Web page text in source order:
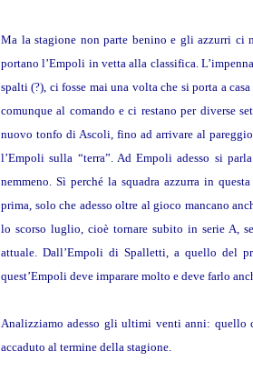
Ma la stagione non parte benino e gli azzurri ci
portano l’Empoli in vetta alla classifica.
spalti (?), ci fosse mai una volta che si porta a
comunque al comando e ci restano per diverse
nuovo tonfo di Ascoli, fino ad arrivare al
l’Empoli sulla “terra”. Ad Empoli adesso si
nemmeno. Sì perché la squadra azzurra in
prima, solo che adesso oltre al gioco mancano
lo scorso luglio, cioè tornare subito in serie A,
attuale. Dall’Empoli di Spalletti, a quello del
quest’Empoli deve imparare molto e deve farlo
Analizziamo adesso gli ultimi venti anni: quello
accaduto al termine della stagione.